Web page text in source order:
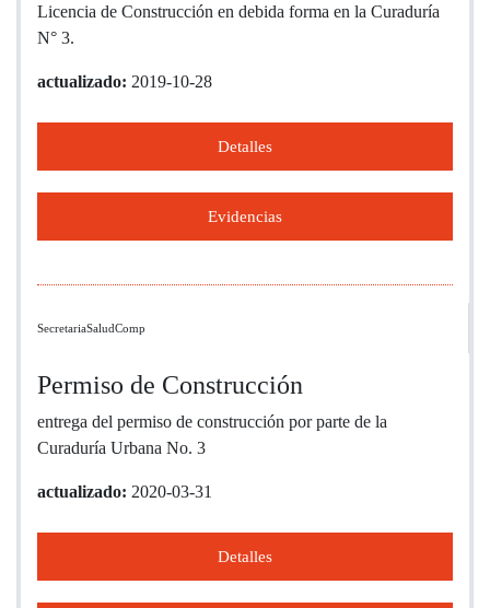
Licencia de Construcción en debida forma en la Curaduría
N° 3.
actualizado: 2019-10-28
Detalles
Evidencias
SecretariaSaludComp
Permiso de Construcción
entrega del permiso de construcción por parte de la
Curaduría Urbana No. 3
actualizado: 2020-03-31
Detalles